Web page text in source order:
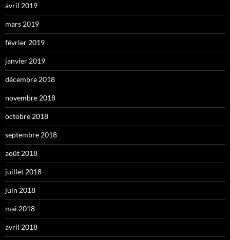
avril 2019
mars 2019
février 2019
janvier 2019
décembre 2018
novembre 2018
octobre 2018
septembre 2018
août 2018
juillet 2018
juin 2018
mai 2018
avril 2018